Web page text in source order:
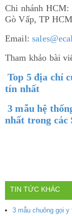
Chi nhánh HCM:
Gò Vấp, TP HCM
Email:
Tham khảo bài
Top 5 địa chỉ
tín nhất
3 mẫu hệ
nhất trong các
TIN TỨC KHÁC
3 mẫu chuông gọi